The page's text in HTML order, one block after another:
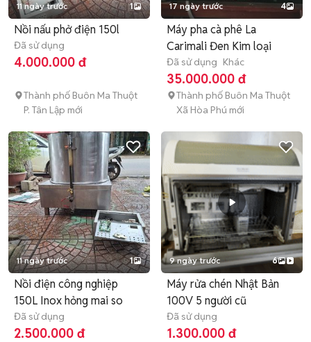
11 ngày trước 1
Nồi nấu phở điện 150l
Đã sử dụng
4.000.000 đ
Thành phố Buôn Ma Thuột
P. Tân Lập mới
17 ngày trước 4
Máy pha cà phê La
Carimali Đen Kim loại
Đã sử dụng Khác
35.000.000 đ
Thành phố Buôn Ma Thuột
Xã Hòa Phú mới
11 ngày trước 1
Nồi điện công nghiệp
150L Inox hỏng mai so
Đã sử dụng
2.500.000 đ
9 ngày trước 6
Máy rửa chén Nhật Bản
100V 5 người cũ
Đã sử dụng
1.300.000 đ